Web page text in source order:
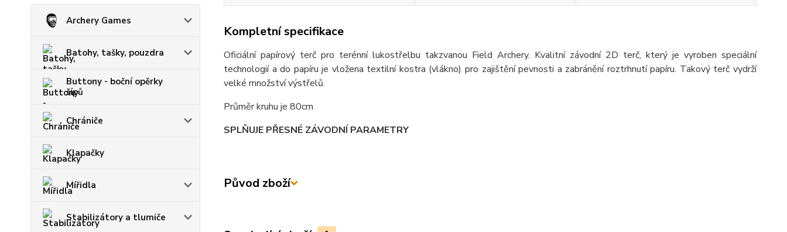
Archery Games
Batohy, tašky, pouzdra
Buttony - boční opěrky
šípů
Chrániče
Klapačky
Mířidla
Stabilizátory a tlumiče
Kompletní specifikace
Oficiální papírový terč pro terénní lukostřelbu takzvanou Field Archery. Kvalitní závodní 2D terč, který je vyroben speciální
technologií a do papíru je vložena textilní kostra (vlákno) pro zajištění pevnosti a zabránění roztrhnutí papíru. Takový terč vydrží
velké množství výstřelů.
Průměr kruhu je 80cm
SPLŇUJE PŘESNÉ ZÁVODNÍ PARAMETRY
Původ zboží